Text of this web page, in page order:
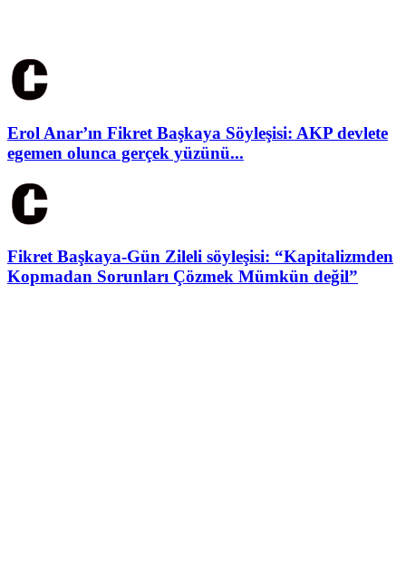
Erol Anar’ın Fikret Başkaya Söyleşisi: AKP devlete
egemen olunca gerçek yüzünü...
Fikret Başkaya-Gün Zileli söyleşisi: “Kapitalizmden
Kopmadan Sorunları Çözmek Mümkün değil”